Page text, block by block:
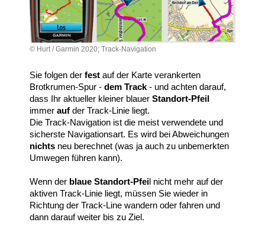
© Hurt / Garmin 2020; Track-Navigation
Sie folgen der fest auf der Karte verankerten
Brotkrumen-Spur - dem Track - und achten darauf,
dass Ihr aktueller kleiner blauer Standort-Pfeil
immer auf der Track-Linie liegt.
Die Track-Navigation ist die meist verwendete und
sicherste Navigationsart. Es wird bei Abweichungen
nichts neu berechnet (was ja auch zu unbemerkten
Umwegen führen kann).
Wenn der blaue Standort-Pfeil nicht mehr auf der
aktiven Track-Linie liegt, müssen Sie wieder in
Richtung der Track-Line wandern oder fahren und
dann darauf weiter bis zu Ziel.